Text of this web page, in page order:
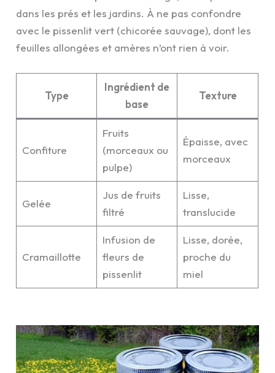
dans les prés et les jardins. À ne pas confondre
avec le pissenlit vert (chicorée sauvage), dont les
feuilles allongées et amères n’ont rien à voir.
Type
Ingrédient de
base
Texture
Confiture
Fruits
(morceaux ou
pulpe)
Épaisse, avec
morceaux
Gelée
Jus de fruits
filtré
Lisse,
translucide
Cramaillotte
Infusion de
fleurs de
pissenlit
Lisse, dorée,
proche du
miel